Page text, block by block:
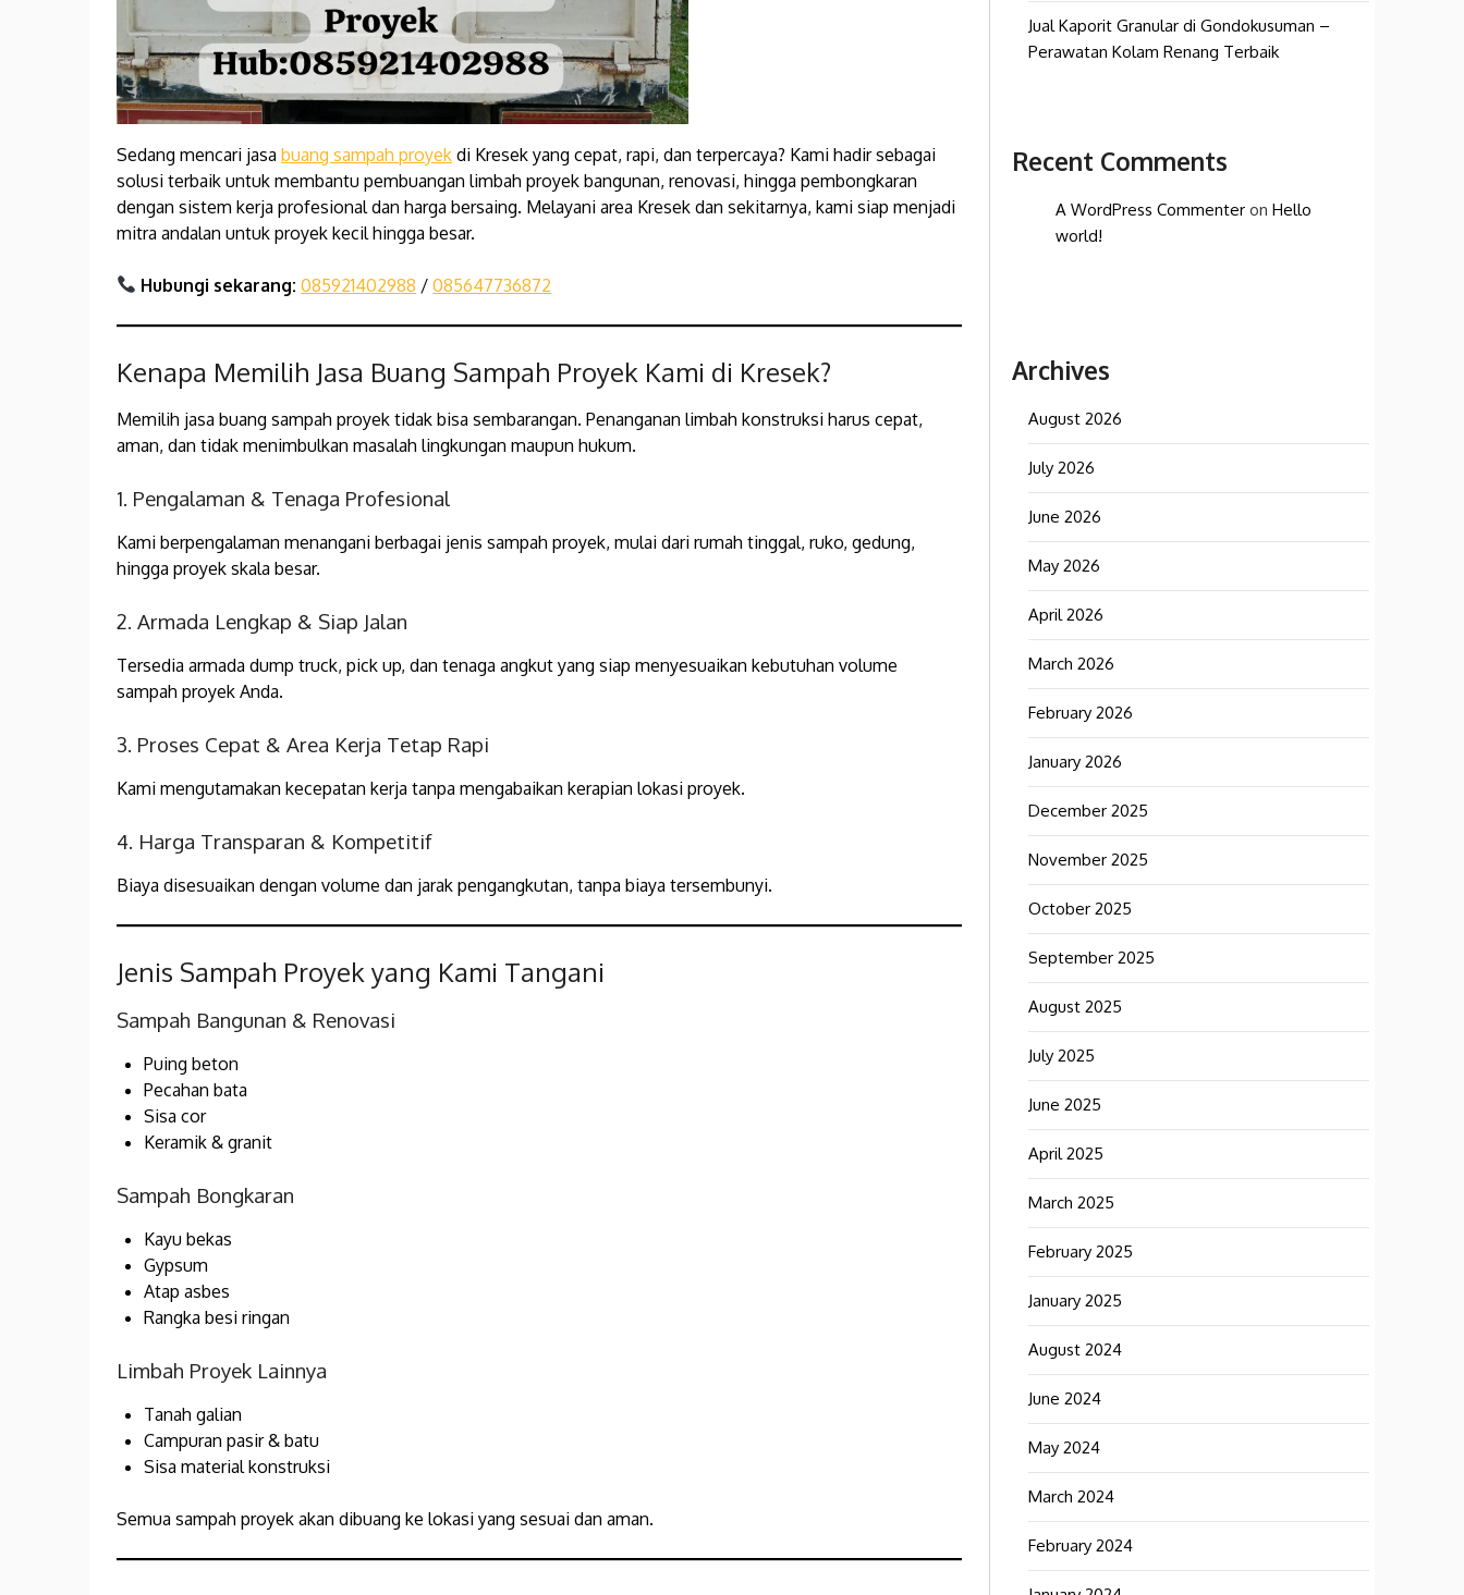
Sedang mencari jasa buang sampah proyek di Kresek yang cepat, rapi, dan terpercaya? Kami hadir sebagai
solusi terbaik untuk membantu pembuangan limbah proyek bangunan, renovasi, hingga pembongkaran
dengan sistem kerja profesional dan harga bersaing. Melayani area Kresek dan sekitarnya, kami siap menjadi
mitra andalan untuk proyek kecil hingga besar.
Hubungi sekarang: 085921402988 /085647736872
Kenapa Memilih Jasa Buang Sampah Proyek Kami di Kresek?
Memilih jasa buang sampah proyek tidak bisa sembarangan. Penanganan limbah konstruksi harus cepat,
aman, dan tidak menimbulkan masalah lingkungan maupun hukum.
1. Pengalaman & Tenaga Profesional
Kami berpengalaman menangani berbagai jenis sampah proyek, mulai dari rumah tinggal, ruko, gedung,
hingga proyek skala besar.
2. Armada Lengkap & Siap Jalan
Tersedia armada dump truck, pick up, dan tenaga angkut yang siap menyesuaikan kebutuhan volume
sampah proyek Anda.
3. Proses Cepat & Area Kerja Tetap Rapi
Kami mengutamakan kecepatan kerja tanpa mengabaikan kerapian lokasi proyek.
4. Harga Transparan & Kompetitif
Biaya disesuaikan dengan volume dan jarak pengangkutan, tanpa biaya tersembunyi.
Jenis Sampah Proyek yang Kami Tangani
Sampah Bangunan & Renovasi
Puing beton
Pecahan bata
Sisa cor
Keramik & granit
Sampah Bongkaran
Kayu bekas
Gypsum
Atap asbes
Rangka besi ringan
Limbah Proyek Lainnya
Tanah galian
Campuran pasir & batu
Sisa material konstruksi
Semua sampah proyek akan dibuang ke lokasi yang sesuai dan aman.
Jual Kaporit Granular di Gondokusuman –
Perawatan Kolam Renang Terbaik
Recent Comments
A WordPress Commenter on Hello
world!
Archives
August 2026
July 2026
June 2026
May 2026
April 2026
March 2026
February 2026
January 2026
December 2025
November 2025
October 2025
September 2025
August 2025
July 2025
June 2025
April 2025
March 2025
February 2025
January 2025
August 2024
June 2024
May 2024
March 2024
February 2024